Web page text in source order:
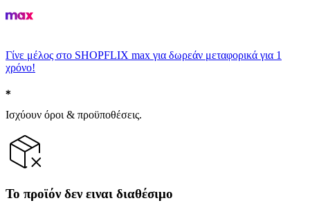
Γίνε μέλος στο SHOPFLIX max για δωρεάν μεταφορικά για 1
χρόνο!
Ισχύουν όροι & προϋποθέσεις.
Το προϊόν δεν ειναι διαθέσιμο